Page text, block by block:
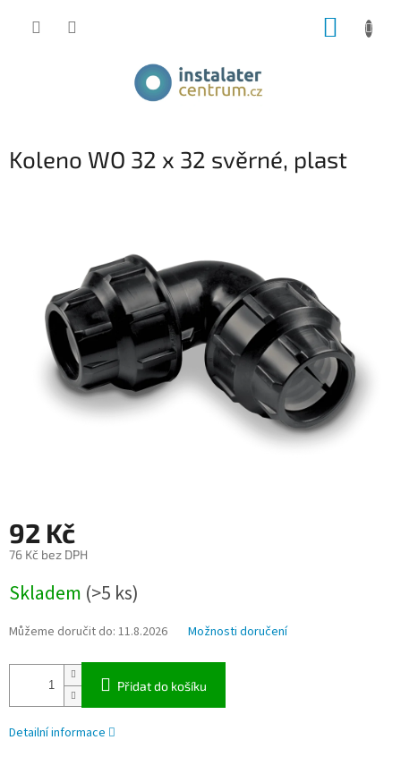
Koleno WO 32 x 32 svěrné, plast
92 Kč
76 Kč bez DPH
cena:
Skladem (>5 ks)
Můžeme doručit do: 11.8.2026 Možnosti doručení
Přidat do košíku
Detailní informace